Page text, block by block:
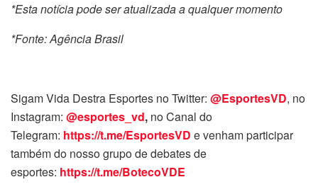
*Esta notícia pode ser atualizada a qualquer momento
*Fonte: Agência Brasil
Sigam Vida Destra Esportes no Twitter: @EsportesVD, no
Instagram: @esportes_vd, no Canal do
Telegram: https://t.me/EsportesVD e venham participar
também do nosso grupo de debates de
esportes: https://t.me/BotecoVDE